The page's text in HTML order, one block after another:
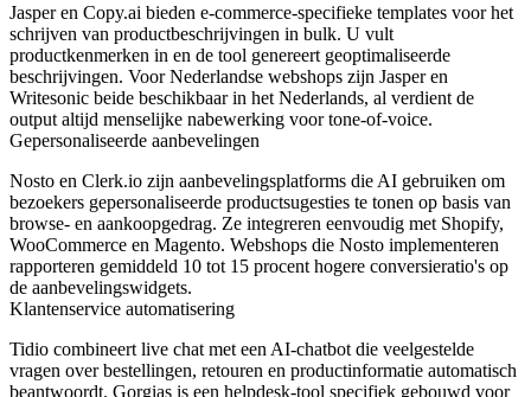
Jasper en Copy.ai bieden e-commerce-specifieke templates voor het
schrijven van productbeschrijvingen in bulk. U vult
productkenmerken in en de tool genereert geoptimaliseerde
beschrijvingen. Voor Nederlandse webshops zijn Jasper en
Writesonic beide beschikbaar in het Nederlands, al verdient de
output altijd menselijke nabewerking voor tone-of-voice.
Gepersonaliseerde aanbevelingen
Nosto en Clerk.io zijn aanbevelingsplatforms die AI gebruiken om
bezoekers gepersonaliseerde productsugesties te tonen op basis van
browse- en aankoopgedrag. Ze integreren eenvoudig met Shopify,
WooCommerce en Magento. Webshops die Nosto implementeren
rapporteren gemiddeld 10 tot 15 procent hogere conversieratio's op
de aanbevelingswidgets.
Klantenservice automatisering
Tidio combineert live chat met een AI-chatbot die veelgestelde
vragen over bestellingen, retouren en productinformatie automatisch
beantwoordt. Gorgias is een helpdesk-tool specifiek gebouwd voor